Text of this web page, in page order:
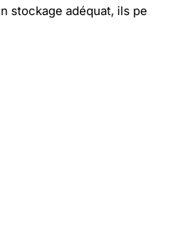
stockage adéquat, ils pe